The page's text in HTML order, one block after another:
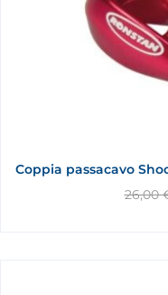
Coppia passacavo
26,00